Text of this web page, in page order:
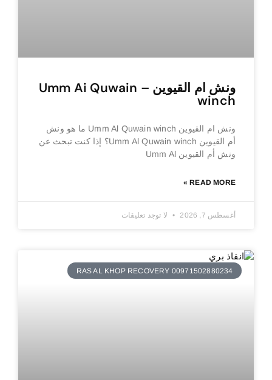
ونش ام القيوين – Umm Ai Quwain
winch
ونش ام القيوين Umm Al Quwain winch ما هو ونش
أم القيوين Umm Al Quwain winch؟ إذا كنت تبحث عن
ونش أم القيوين Umm Al
READ MORE »
أغسطس 7, 2026 لا توجد تعليقات
RAS AL KHOP RECOVERY 00971502880234